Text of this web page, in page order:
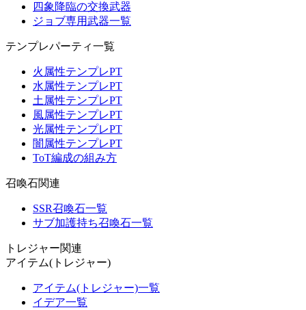
四象降臨の交換武器
ジョブ専用武器一覧
テンプレパーティ一覧
火属性テンプレPT
水属性テンプレPT
土属性テンプレPT
風属性テンプレPT
光属性テンプレPT
闇属性テンプレPT
ToT編成の組み方
召喚石関連
SSR召喚石一覧
サブ加護持ち召喚石一覧
トレジャー関連
アイテム(トレジャー)
アイテム(トレジャー)一覧
イデア一覧